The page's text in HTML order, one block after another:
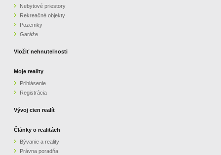
Nebytové priestory
Rekreačné objekty
Pozemky
Garáže
Vložiť nehnuteľnosti
Moje reality
Prihlásenie
Registrácia
Vývoj cien realít
Články o realitách
Bývanie a reality
Právna poradňa